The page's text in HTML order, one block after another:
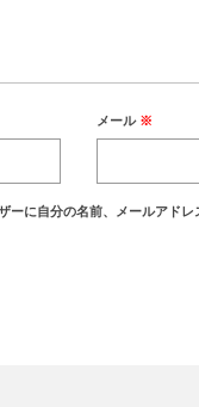
メール ※
ーに自分の名前、メールアドレ